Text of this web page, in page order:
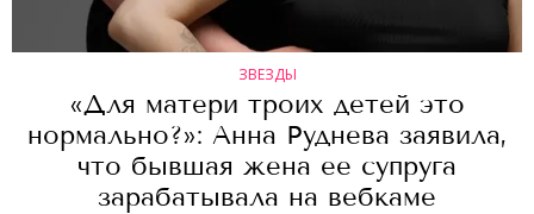
ЗВЕЗДЫ
«Для матери троих детей это
нормально?»: Анна Руднева заявила,
что бывшая жена ее супруга
зарабатывала на вебкаме